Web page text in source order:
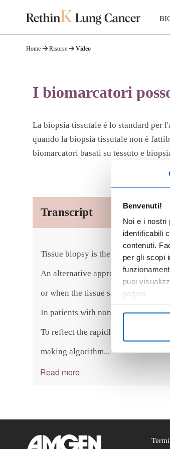
Benvenuti!
Noi e i nostri
identificabili
contenuti.
per gli scopi
puoi
pagina.
Home Risorse Video
I biomarcatori
La biopsia tissutale è lo standard per
quando la biopsia tissutale non è
biomarcatori basati su tessuto e
Transcript
Tissue biopsy is the standard for
An alternative approach is liquid
or when the tissue sample collected
In patients with non small cell lung
To reflect the rapidly evolving
making algorithm...
Read more